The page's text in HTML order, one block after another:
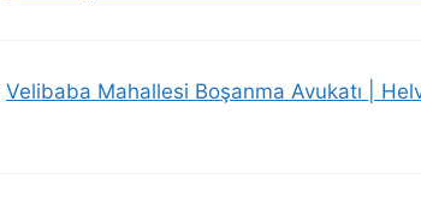
Velibaba Mahallesi Boşanma Avukatı |